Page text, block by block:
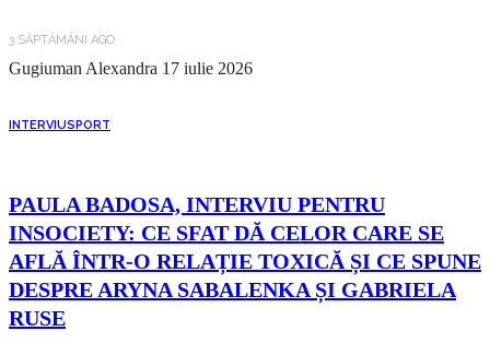
3 SĂPTĂMÂNI AGO
Gugiuman Alexandra 17 iulie 2026
INTERVIUSPORT
PAULA BADOSA, INTERVIU PENTRU
INSOCIETY: CE SFAT DĂ CELOR CARE SE
AFLĂ ÎNTR-O RELAȚIE TOXICĂ ȘI CE SPUNE
DESPRE ARYNA SABALENKA ȘI GABRIELA
RUSE